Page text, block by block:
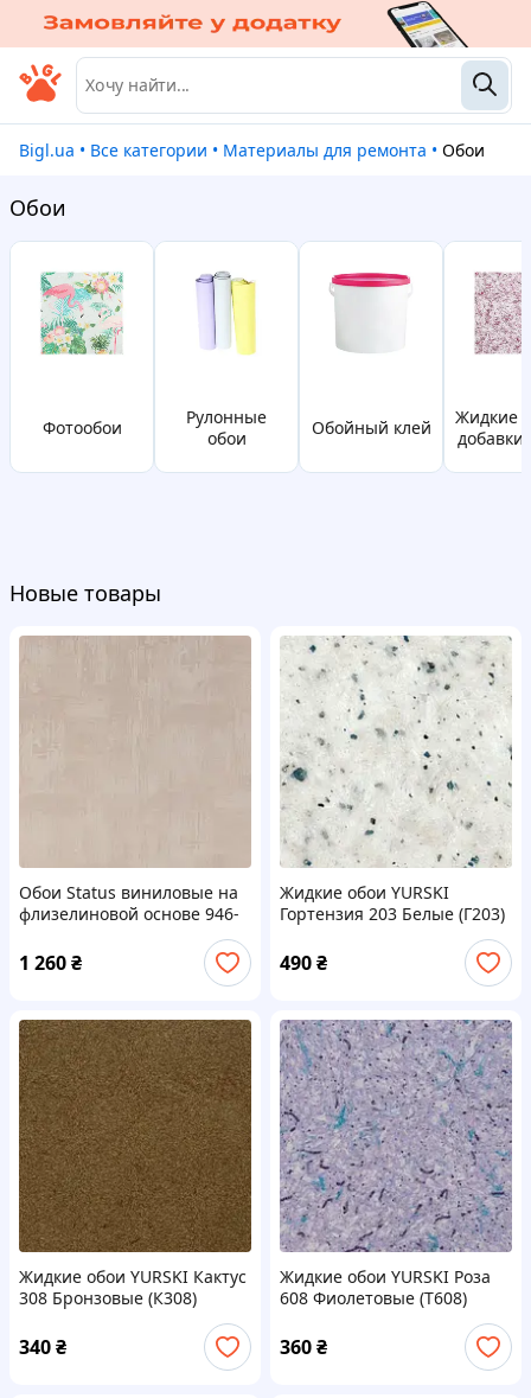
Bigl.ua • Все категории • Материалы для ремонта • Обои
Обои
фотообои
рулонные
обои
обойный клей
жидкие обои и
добавки
Новые товары
Обои Status виниловые на
флизелиновой основе 946-
1 260₴
Жидкие обои YURSKI
Гортензия 203 Белые (Г203)
490₴
Жидкие обои YURSKI Кактус
308 Бронзовые (К308)
340₴
Жидкие обои YURSKI Роза
608 Фиолетовые (Т608)
360₴